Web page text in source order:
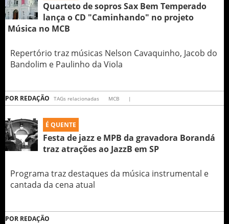
Quarteto de sopros Sax Bem Temperado
lança o CD "Caminhando" no projeto
Música no MCB
Repertório traz músicas Nelson Cavaquinho, Jacob do
Bandolim e Paulinho da Viola
POR REDAÇÃO TAGs relacionadas MCB |
É QUENTE
Festa de jazz e MPB da gravadora Borandá
traz atrações ao JazzB em SP
Programa traz destaques da música instrumental e
cantada da cena atual
POR REDAÇÃO